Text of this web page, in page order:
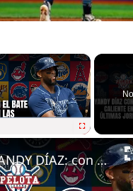
×
YANDY DÍAZ: con el bate caliente en MLB